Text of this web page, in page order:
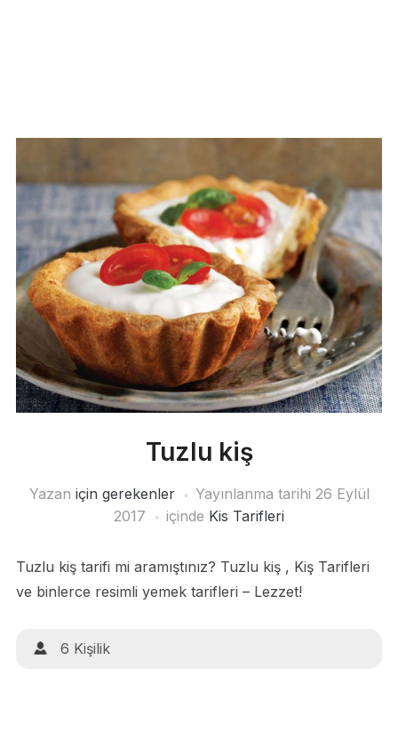
Tuzlu kiş
Yazan için gerekenler Yayınlanma tarihi 26 Eylül
2017
içinde Kis Tarifleri
Tuzlu kiş tarifi mi aramıştınız? Tuzlu kiş , Kiş Tarifleri
ve binlerce resimli yemek tarifleri – Lezzet!
6 Kişilik